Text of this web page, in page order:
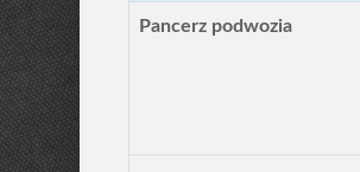
Pancerz podwozia